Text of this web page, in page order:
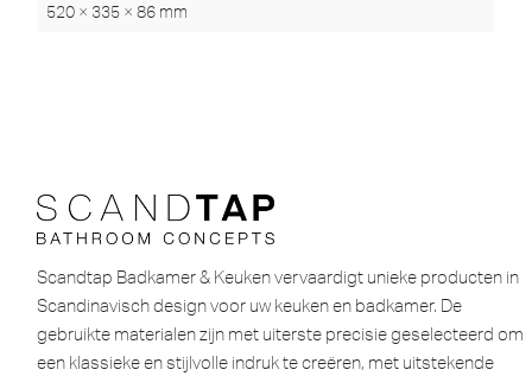
520 × 335 × 86 mm
Scandtap Badkamer & Keuken vervaardigt unieke producten in
Scandinavisch design voor uw keuken en badkamer. De
gebruikte materialen zijn met uiterste precisie geselecteerd om
een ​​klassieke en stijlvolle indruk te creëren, met uitstekende